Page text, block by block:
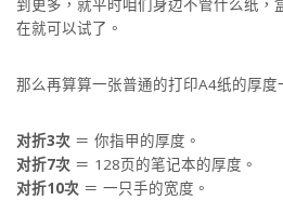
到更多，就平时咱们身边不管什么纸，
在就可以试了。
那么再算算一张普通的打印A4纸的厚
对折3次 ＝ 你指甲的厚度。
对折7次 ＝ 128页的笔记本的厚度。
对折10次 ＝ 一只手的宽度。